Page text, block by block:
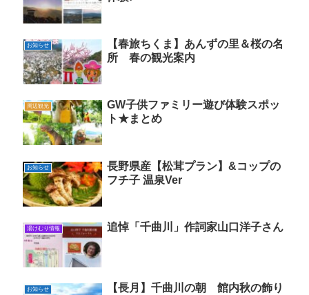
お知らせ
【春旅ちくま】あんずの里＆桜の名
所 春の観光案内
周辺観光
GW子供ファミリー遊び体験スポッ
ト★まとめ
お知らせ
長野県産【松茸プラン】&コップの
フチ子 温泉Ver
湯けむり情報 追悼「千曲川」作詞家山口洋子さん
お知らせ
【長月】千曲川の朝 館内秋の飾り